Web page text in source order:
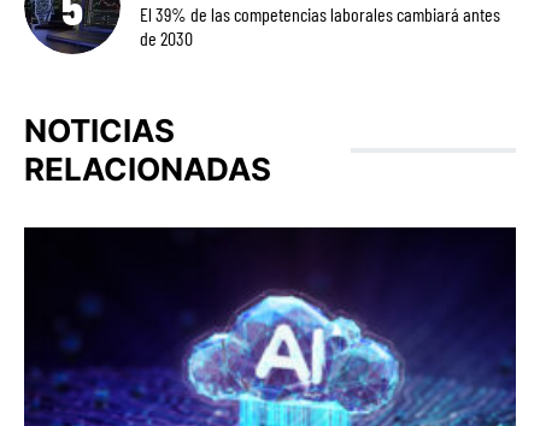
El 39% de las competencias laborales cambiará antes
de 2030
NOTICIAS
RELACIONADAS